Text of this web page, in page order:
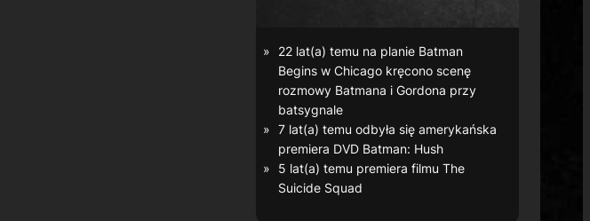
22 lat(a) temu na planie Batman
Begins w Chicago kręcono scenę
rozmowy Batmana i Gordona przy
batsygnale
7 lat(a) temu odbyła się amerykańska
premiera DVD Batman: Hush
5 lat(a) temu premiera filmuThe
Suicide Squad